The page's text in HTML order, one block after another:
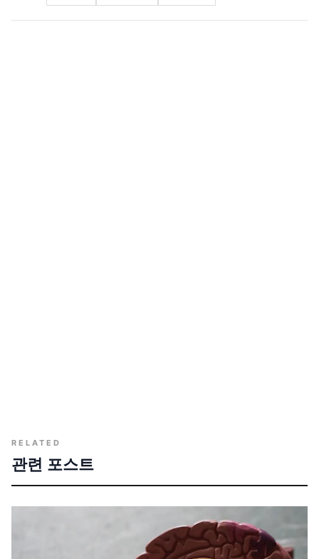
RELATED
관련 포스트